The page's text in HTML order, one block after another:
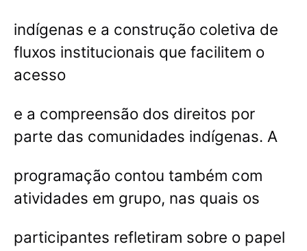
indígenas e a construção coletiva de
fluxos institucionais que facilitem o
acesso
e a compreensão dos direitos por
parte das comunidades indígenas. A
programação contou também com
atividades em grupo, nas quais os
participantes refletiram sobre o papel